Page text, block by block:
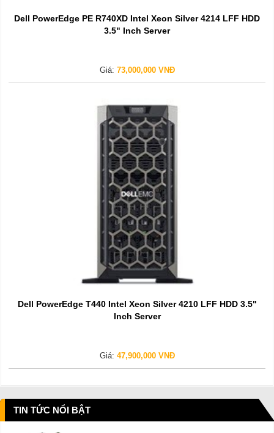
Dell PowerEdge PE R740XD Intel Xeon Silver 4214 LFF HDD
3.5" Inch Server
Giá: 73,000,000 VNĐ
Dell PowerEdge T440 Intel Xeon Silver 4210 LFF HDD 3.5"
Inch Server
Giá: 47,900,000 VNĐ
TIN TỨC NỔI BẬT